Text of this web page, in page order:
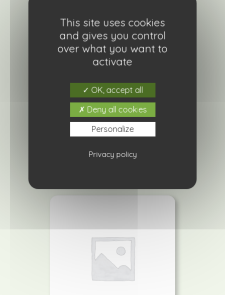
Gazon d’Espagne rose
4,20€
This site uses cookies
and gives you control
over what you want to
activate
OK, accept all
Deny all cookies
Personalize
Privacy policy